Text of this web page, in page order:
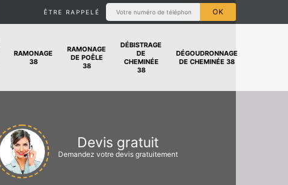
ÊTRE RAPPELÉ
RAMONAGE
38
RAMONAGE
DE POÊLE
38
DÉBISTRAGE
DE
CHEMINÉE
38
DÉGOUDRONNAGE
DE CHEMINÉE 38
Devis gratuit
Demandez votre devis gratuitement